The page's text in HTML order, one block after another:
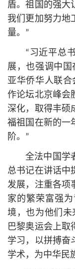
盾。祖国的强大
我们更加努力地
量。”
“习近平总
展，也强调中国
亚华侨华人联合
作论坛北京峰会
深化，取得丰硕
福祖国在新的一
阶。”
全法中国学
总书记在讲话中
发展，注重各项
家的繁荣富强
境，也为他们未
巴黎奥运会上取
学习，以拼搏奋
学术，为中华民